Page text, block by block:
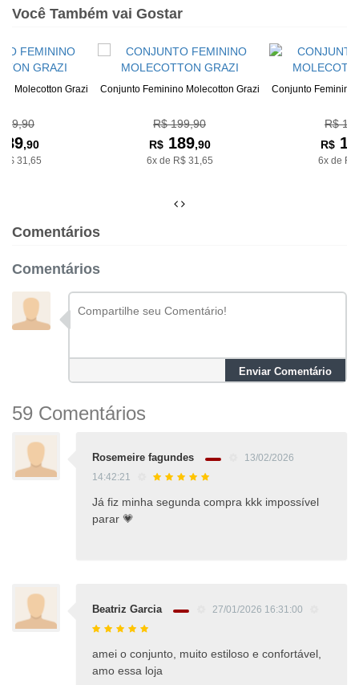
Você Também vai Gostar
Molecotton Grazi
,90
31,65
Conjunto Feminino Molecotton Grazi
R$ 199,90
R$189,90
6x de R$ 31,65
Conjunto Feminino
R$
R$
6x de
Comentários
Comentários
Enviar Comentário
59 Comentários
Rosemeire fagundes
13/02/2026
14:42:21
Já fiz minha segunda compra kkk impossível
parar 💗
Beatriz Garcia 27/01/2026 16:31:00
amei o conjunto, muito estiloso e confortável,
amo essa loja